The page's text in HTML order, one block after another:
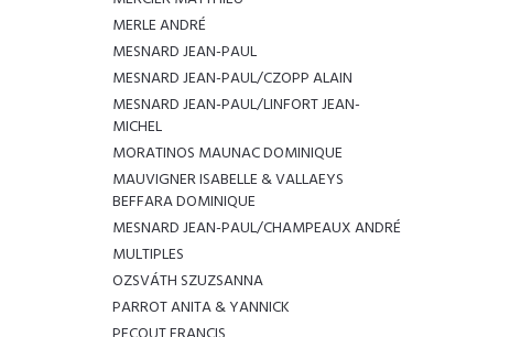
MERLE ANDRÉ
MESNARD JEAN-PAUL
MESNARD JEAN-PAUL/CZOPP ALAIN
MESNARD JEAN-PAUL/LINFORT JEAN-
MICHEL
MORATINOS MAUNAC DOMINIQUE
MAUVIGNER ISABELLE & VALLAEYS
BEFFARA DOMINIQUE
MESNARD JEAN-PAUL/CHAMPEAUX ANDRÉ
MULTIPLES
OZSVÁTH SZUZSANNA
PARROT ANITA & YANNICK